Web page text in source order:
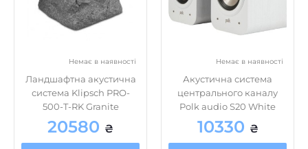
Ландшафтна акустична
500-T-RK Granite
20580₴
Купити
Акустична система
Polk audio S20 White
10330₴
Купити